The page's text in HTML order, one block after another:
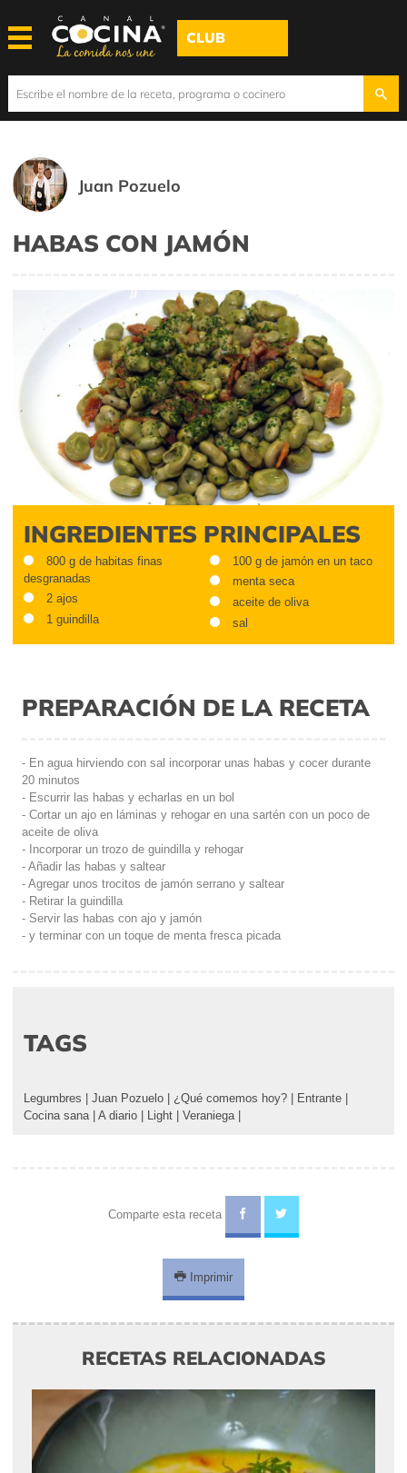
CLUB
Juan Pozuelo
HABAS CON JAMÓN
INGREDIENTES PRINCIPALES
800 g de habitas finas
desgranadas
2 ajos
1 guindilla
100 g de jamón en un taco
menta seca
aceite de oliva
sal
PREPARACIÓN DE LA RECETA
- En agua hirviendo con sal incorporar unas habas y cocer durante
20 minutos
- Escurrir las habas y echarlas en un bol
- Cortar un ajo en láminas y rehogar en una sartén con un poco de
aceite de oliva
- Incorporar un trozo de guindilla y rehogar
- Añadir las habas y saltear
- Agregar unos trocitos de jamón serrano y saltear
- Retirar la guindilla
- Servir las habas con ajo y jamón
- y terminar con un toque de menta fresca picada
TAGS
Legumbres Juan Pozuelo ¿Qué comemos hoy? Entrante
Cocina sana
A diario Light Veraniega
Comparte esta receta
Imprimir
RECETAS RELACIONADAS